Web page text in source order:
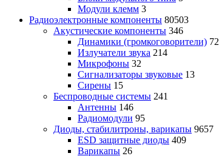
Модули клемм 3
Радиоэлектронные компоненты 80503
Акустические компоненты 346
Динамики (громкоговорители) 72
Излучатели звука 214
Микрофоны 32
Сигнализаторы звуковые 13
Сирены 15
Беспроводные системы 241
Антенны 146
Радиомодули 95
Диоды, стабилитроны, варикапы 9657
ESD защитные диоды 409
Варикапы 26